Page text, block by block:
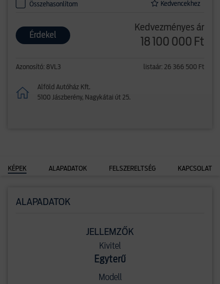
Összehasonlítom Kedvencekhez
Érdekel
Kedvezményes ár
18 100 000 Ft
Azonosító: 8VL3 listaár: 26 366 500 Ft
Alföld Autóház Kft.
5100 Jászberény, Nagykátai út 25.
KÉPEK ALAPADATOK FELSZERELTSÉG KAPCSOLAT
ALAPADATOK
JELLEMZŐK
Kivitel
Egyterű
Modell